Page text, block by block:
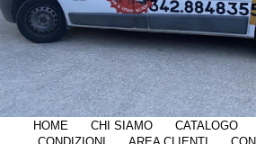
HOME CHI SIAMO CATALOGO